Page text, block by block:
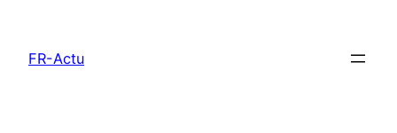
contenu
FR-Actu